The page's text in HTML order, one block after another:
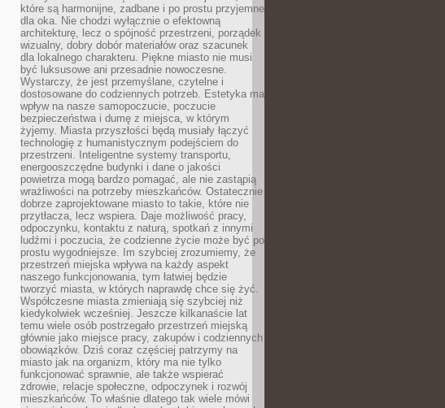
które są harmonijne, zadbane i po prostu przyjemne
dla oka. Nie chodzi wyłącznie o efektowną
architekturę, lecz o spójność przestrzeni, porządek
wizualny, dobry dobór materiałów oraz szacunek
dla lokalnego charakteru. Piękne miasto nie musi
być luksusowe ani przesadnie nowoczesne.
Wystarczy, że jest przemyślane, czytelne i
dostosowane do codziennych potrzeb. Estetyka ma
wpływ na nasze samopoczucie, poczucie
bezpieczeństwa i dumę z miejsca, w którym
żyjemy. Miasta przyszłości będą musiały łączyć
technologię z humanistycznym podejściem do
przestrzeni. Inteligentne systemy transportu,
energooszczędne budynki i dane o jakości
powietrza mogą bardzo pomagać, ale nie zastąpią
wrażliwości na potrzeby mieszkańców. Ostatecznie
dobrze zaprojektowane miasto to takie, które nie
przytłacza, lecz wspiera. Daje możliwość pracy,
odpoczynku, kontaktu z naturą, spotkań z innymi
ludźmi i poczucia, że codzienne życie może być po
prostu wygodniejsze. Im szybciej zrozumiemy, że
przestrzeń miejska wpływa na każdy aspekt
naszego funkcjonowania, tym łatwiej będzie
tworzyć miasta, w których naprawdę chce się żyć.
Współczesne miasta zmieniają się szybciej niż
kiedykolwiek wcześniej. Jeszcze kilkanaście lat
temu wiele osób postrzegało przestrzeń miejską
głównie jako miejsce pracy, zakupów i codziennych
obowiązków. Dziś coraz częściej patrzymy na
miasto jak na organizm, który ma nie tylko
funkcjonować sprawnie, ale także wspierać
zdrowie, relacje społeczne, odpoczynek i rozwój
mieszkańców. To właśnie dlatego tak wiele mówi